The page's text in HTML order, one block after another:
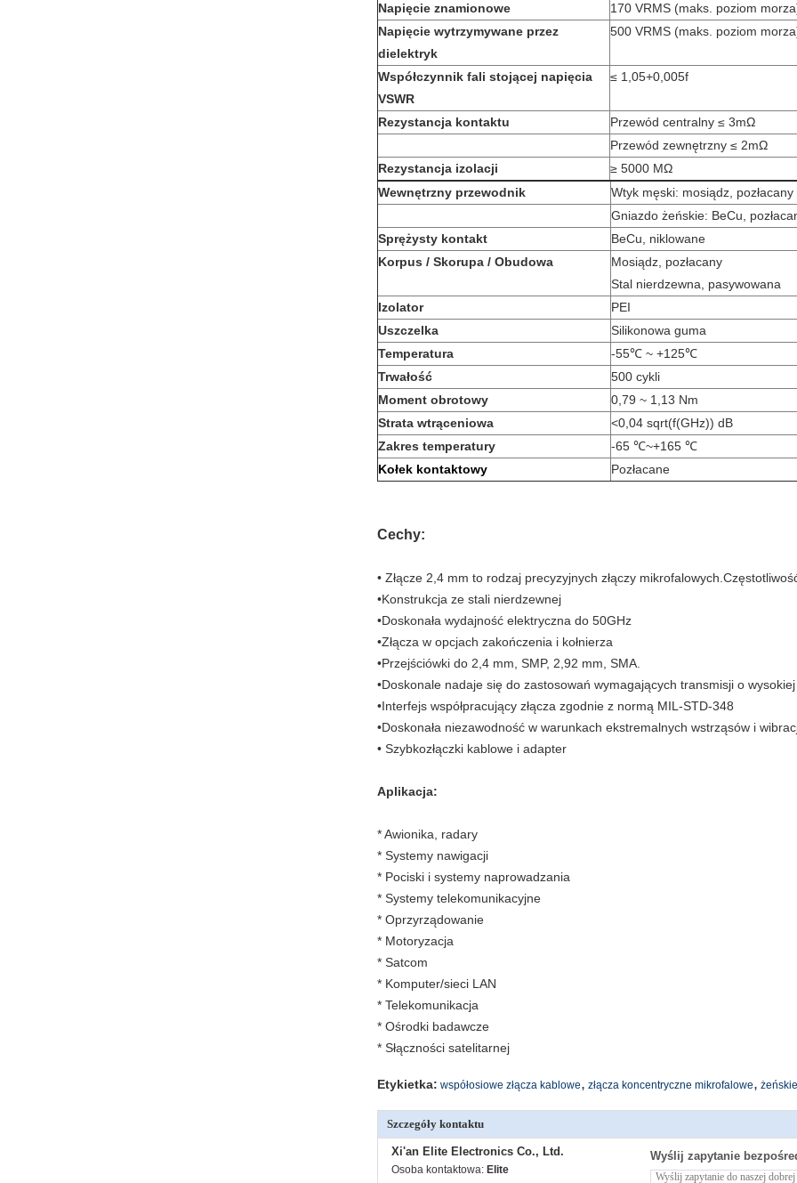
Napięcie znamionowe
170 VRMS (maks. poziom
Napięcie wytrzymywane przez
dielektryk
500 VRMS (maks. poziom
Współczynnik fali stojącej napięcia
VSWR
≤ 1,05+0,005f
Rezystancja kontaktu
Przewód centralny ≤ 3mΩ
Przewód zewnętrzny ≤ 2mΩ
Rezystancja izolacji
≥ 5000 MΩ
Wewnętrzny przewodnik
Wtyk męski: mosiądz, pozłacany
Gniazdo żeńskie: BeCu,
Sprężysty kontakt
BeCu, niklowane
Korpus / Skorupa / Obudowa
Mosiądz, pozłacany
Stal nierdzewna, pasywowana
Izolator
PEI
Uszczelka
Silikonowa guma
Temperatura
-55℃ ~ +125℃
Trwałość
500 cykli
Moment obrotowy
0,79 ~ 1,13 Nm
Strata wtrąceniowa
<0,04 sqrt(f(GHz)) dB
Zakres temperatury
-65 ℃~+165 ℃
Kołek kontaktowy
Pozłacane
Cechy:
• Złącze 2,4 mm to rodzaj precyzyjnych złączy
•Konstrukcja ze stali nierdzewnej
•Doskonała wydajność elektryczna do 50GHz
•Złącza w opcjach zakończenia i kołnierza
•Przejściówki do 2,4 mm, SMP, 2,92 mm, SMA.
•Doskonale nadaje się do zastosowań wymagających transmisji o
•Interfejs współpracujący złącza zgodnie z normą MIL-STD-348
•Doskonała niezawodność w warunkach ekstremalnych wstrząsów i
• Szybkozłączki kablowe i adapter
Aplikacja:
* Awionika, radary
* Systemy nawigacji
* Pociski i systemy naprowadzania
* Systemy telekomunikacyjne
* Oprzyrządowanie
* Motoryzacja
* Satcom
* Komputer/sieci LAN
* Telekomunikacja
* Ośrodki badawcze
* Słączności satelitarnej
Etykietka: współosiowe złącza kablowe, złącza koncentryczne mikrofalowe,
Szczegóły kontaktu
Xi'an Elite Electronics Co., Ltd.
Osoba kontaktowa: Elite
Wyślij zapytanie